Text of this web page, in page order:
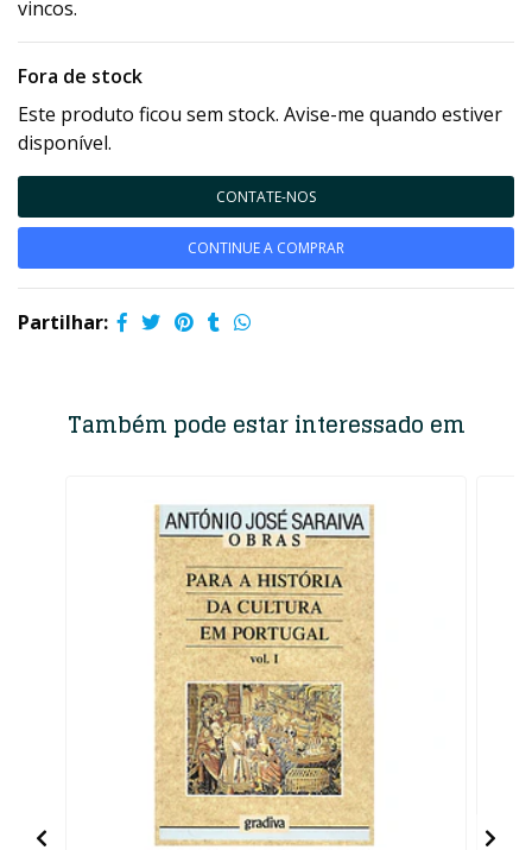
vincos.
Fora de stock
Este produto ficou sem stock. Avise-me quando estiver
disponível.
CONTATE-NOS
CONTINUE A COMPRAR
Partilhar:
Também pode estar interessado em